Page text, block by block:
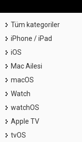
Tüm kategoriler
iPhone / iPad
iOS
Mac Ailesi
macOS
Watch
watchOS
Apple TV
tvOS